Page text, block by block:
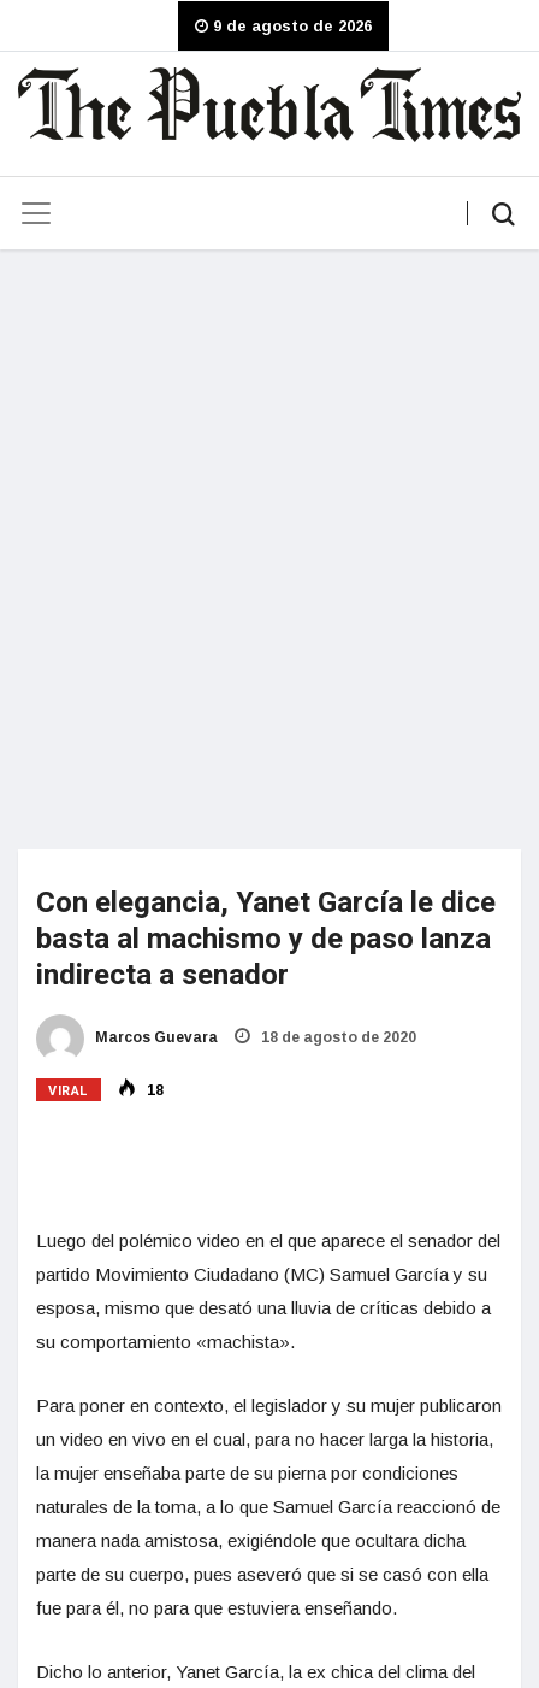
9 de agosto de 2026
Con elegancia, Yanet García le dice
basta al machismo y de paso lanza
indirecta a senador
Marcos Guevara 18 de agosto de 2020
VIRAL 18
Luego del polémico video en el que aparece el senador del
partido Movimiento Ciudadano (MC) Samuel García y su
esposa, mismo que desató una lluvia de críticas debido a
su comportamiento «machista».
Para poner en contexto, el legislador y su mujer publicaron
un video en vivo en el cual, para no hacer larga la historia,
la mujer enseñaba parte de su pierna por condiciones
naturales de la toma, a lo que Samuel García reaccionó de
manera nada amistosa, exigiéndole que ocultara dicha
parte de su cuerpo, pues aseveró que si se casó con ella
fue para él, no para que estuviera enseñando.
Dicho lo anterior, Yanet García, la ex chica del clima del